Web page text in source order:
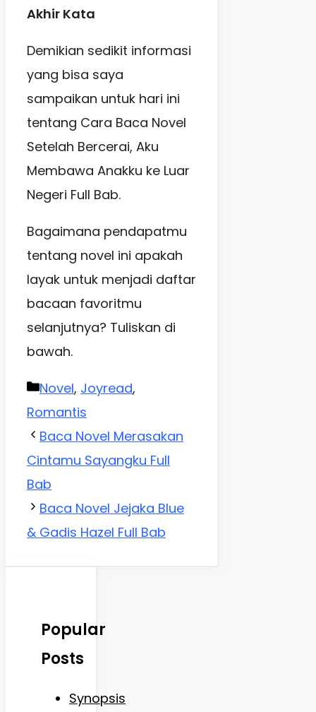
Akhir Kata
Demikian sedikit informasi
yang bisa saya
sampaikan untuk hari ini
tentang Cara Baca Novel
Setelah Bercerai, Aku
Membawa Anakku ke Luar
Negeri Full Bab.
Bagaimana pendapatmu
tentang novel ini apakah
layak untuk menjadi daftar
bacaan favoritmu
selanjutnya? Tuliskan di
bawah.
Categories
Novel, Joyread,
Romantis
Baca Novel Merasakan
Cintamu Sayangku Full
Bab
Baca Novel Jejaka Blue
& Gadis Hazel Full Bab
Popular
Posts
Synopsis